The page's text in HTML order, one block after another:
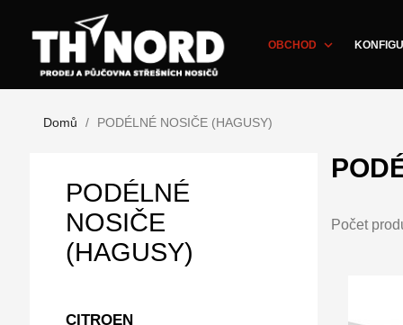
OBCHOD expand_more
Domů PODÉLNÉ NOSIČE (HAGUSY)
PODÉLNÉ
NOSIČE
(HAGUSY)
CITROEN
Počet